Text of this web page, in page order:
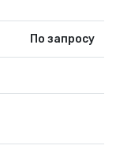
По запросу